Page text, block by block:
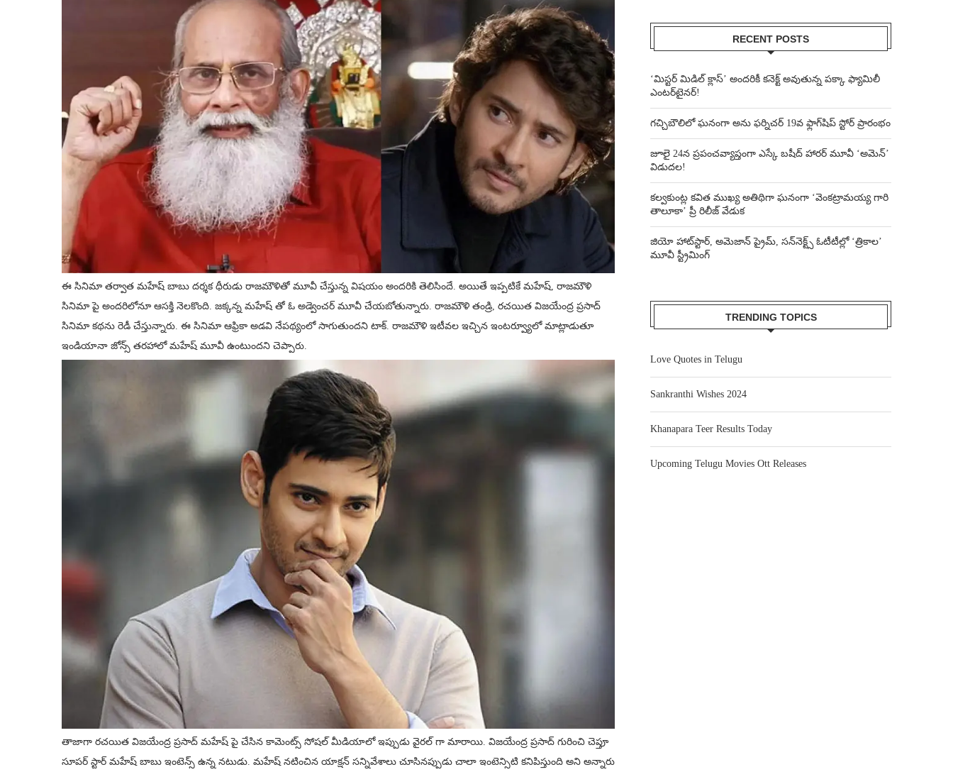
ఈ సినిమా తర్వాత మహేష్ బాబు దర్శక ధీరుడు రాజమౌళితో మూవీ చేస్తున్న విషయం అందరికి తెలిసిందే. అయితే ఇప్పటికే మహేష్, రాజమౌళి
సినిమా పై అందరిలోనూ ఆసక్తి నెలకొంది. జక్కన్న మహేష్ తో ఓ అడ్వెంచర్ మూవీ చేయబోతున్నారు. రాజమౌళి తండ్రి, రచయిత విజయేంద్ర ప్రసాద్
సినిమా కథను రెడీ చేస్తున్నారు. ఈ సినిమా ఆఫ్రికా అడవి నేపథ్యంలో సాగుతుందని టాక్. రాజమౌళి ఇటీవల ఇచ్చిన ఇంటర్వ్యూలో మాట్లాడుతూ
ఇండియానా జోన్స్ తరహాలో మహేష్ మూవీ ఉంటుందని చెప్పారు.
తాజాగా రచయిత విజయేంద్ర ప్రసాద్ మహేష్ పై చేసిన కామెంట్స్ సోషల్ మీడియాలో ఇప్పుడు వైరల్ గా మారాయి. విజయేంద్ర ప్రసాద్ గురించి చెప్తూ
సూపర్ స్టార్ మహేష్ బాబు ఇంటెన్స్ ఉన్న నటుడు. మహేష్ నటించిన యాక్షన్ సన్నివేశాలు చూసినప్పుడు చాలా ఇంటెన్సిటి కనిపిస్తుంది అని అన్నారు
RECENT POSTS
‘మిస్టర్ మిడిల్ క్లాస్’ అందరికీ కనెక్ట్ అవుతున్న పక్కా ఫ్యామిలీ
ఎంటర్‌టైనర్!
గచ్చిబౌలిలో ఘనంగా అను ఫర్నిచర్ 19వ ఫ్లాగ్‌షిప్ స్టోర్ ప్రారంభం
జూలై 24న ప్రపంచవ్యాప్తంగా ఎస్కే బషీద్‌ హారర్ మూవీ ‘అమెన్’
విడుదల!
కల్వకుంట్ల కవిత ముఖ్య అతిథిగా ఘనంగా ‘వెంకట్రామయ్య గారి
తాలూకా’ ప్రీ రిలీజ్ వేడుక
జియో హాట్‌స్టార్, అమెజాన్ ప్రైమ్, సన్‌నెక్ట్స్ ఓటీటీల్లో ‘త్రికాల’
మూవీ స్ట్రీమింగ్
TRENDING TOPICS
Love Quotes in Telugu
Sankranthi Wishes 2024
Khanapara Teer Results Today
Upcoming Telugu Movies Ott Releases